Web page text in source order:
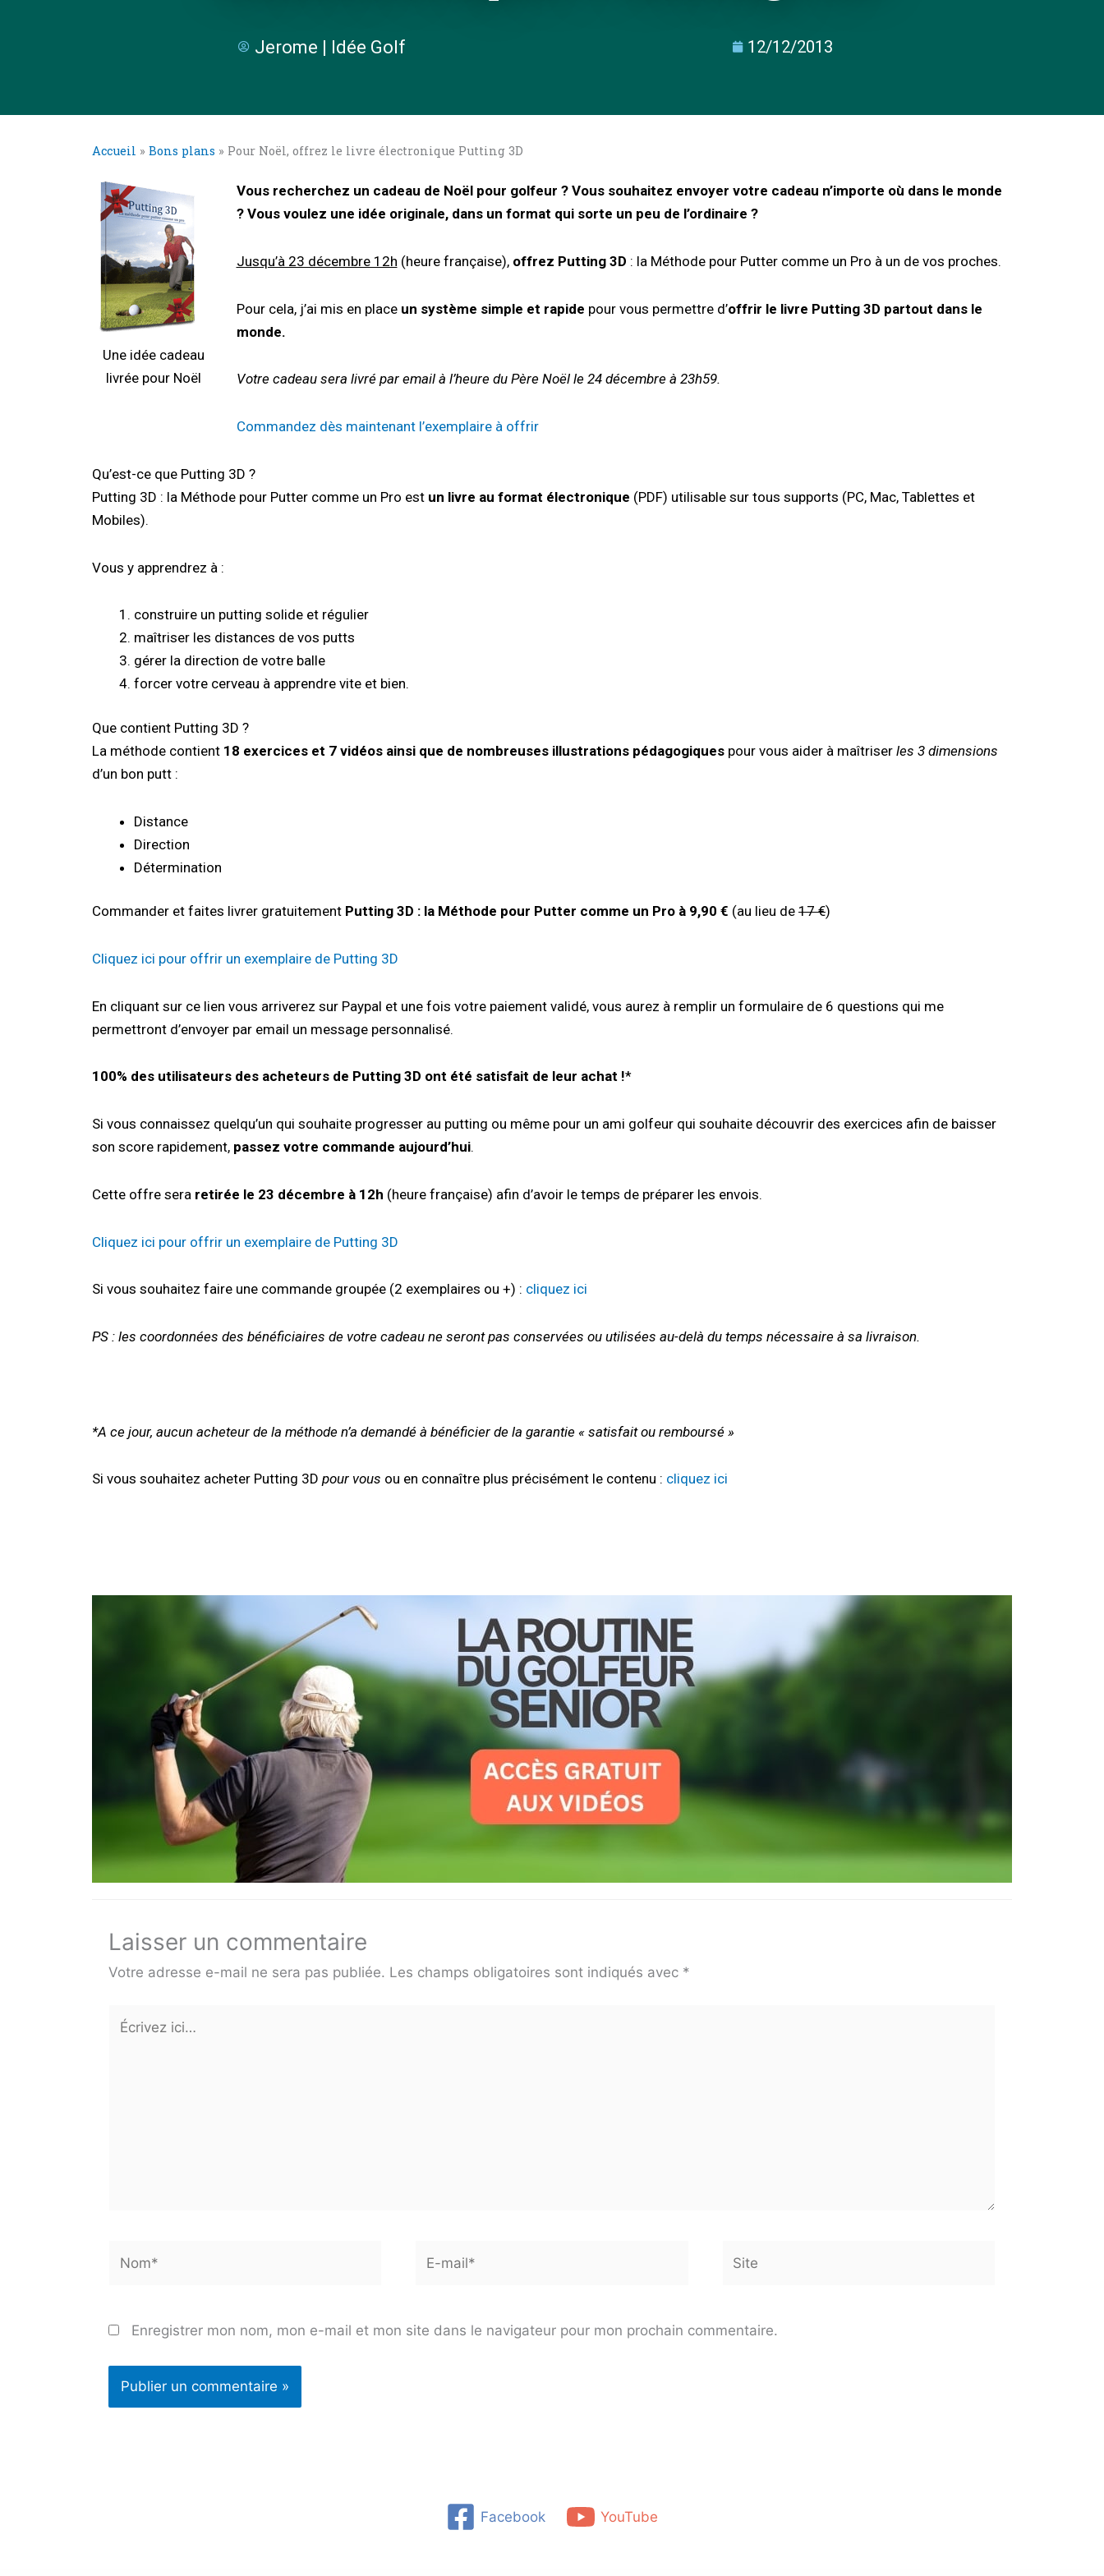
Jerome | Idée Golf 12/12/2013
Accueil » Bons plans » Pour Noël, offrez le livre électronique Putting 3D
Une idée cadeau
livrée pour Noël
Vous recherchez un cadeau de Noël pour golfeur ? Vous souhaitez envoyer votre cadeau n’importe où dans le monde
? Vous voulez une idée originale, dans un format qui sorte un peu de l’ordinaire ?
Jusqu’à 23 décembre 12h (heure française),offrez Putting 3D : la Méthode pour Putter comme un Pro à un de vos proches.
Pour cela, j’ai mis en placeun système simple et rapide pour vous permettre d’offrir le livre Putting 3D partout dans le
monde.
Votre cadeau sera livré par email à l’heure du Père Noël le 24 décembre à 23h59.
Commandez dès maintenant l’exemplaire à offrir
Qu’est-ce que Putting 3D ?
Putting 3D : la Méthode pour Putter comme un Pro est un livre au format électronique (PDF) utilisable sur tous supports (PC, Mac, Tablettes et
Mobiles).
Vous y apprendrez à :
construire un putting solide et régulier
maîtriser les distances de vos putts
gérer la direction de votre balle
forcer votre cerveau à apprendre vite et bien.
Que contient Putting 3D ?
La méthode contient 18 exercices et 7 vidéos ainsi que de nombreuses illustrations pédagogiques pour vous aider à maîtriser les 3 dimensions
d’un bon putt :
Distance
Direction
Détermination
Commander et faites livrer gratuitement Putting 3D : la Méthode pour Putter comme un Pro à 9,90 € (au lieu de 17 €)
Cliquez ici pour offrir un exemplaire de Putting 3D
En cliquant sur ce lien vous arriverez sur Paypal et une fois votre paiement validé, vous aurez à remplir un formulaire de 6 questions qui me
permettront d’envoyer par email un message personnalisé.
100% des utilisateurs des acheteurs de Putting 3D ont été satisfait de leur achat !*
Si vous connaissez quelqu’un qui souhaite progresser au putting ou même pour un ami golfeur qui souhaite découvrir des exercices afin de baisser
son score rapidement, passez votre commande aujourd’hui.
Cette offre sera retirée le 23 décembre à 12h (heure française) afin d’avoir le temps de préparer les envois.
Cliquez ici pour offrir un exemplaire de Putting 3D
Si vous souhaitez faire une commande groupée (2 exemplaires ou +) : cliquez ici
PS : les coordonnées des bénéficiaires de votre cadeau ne seront pas conservées ou utilisées au-delà du temps nécessaire à sa livraison.
*A ce jour, aucun acheteur de la méthode n’a demandé à bénéficier de la garantie « satisfait ou remboursé »
Si vous souhaitez acheter Putting 3D pour vous ou en connaître plus précisément le contenu : cliquez ici
Laisser un commentaire
Votre adresse e-mail ne sera pas publiée. Les champs obligatoires sont indiqués avec *
Écrivez
Enregistrer mon nom, mon e-mail et mon site dans le navigateur pour mon prochain commentaire.
Facebook YouTube